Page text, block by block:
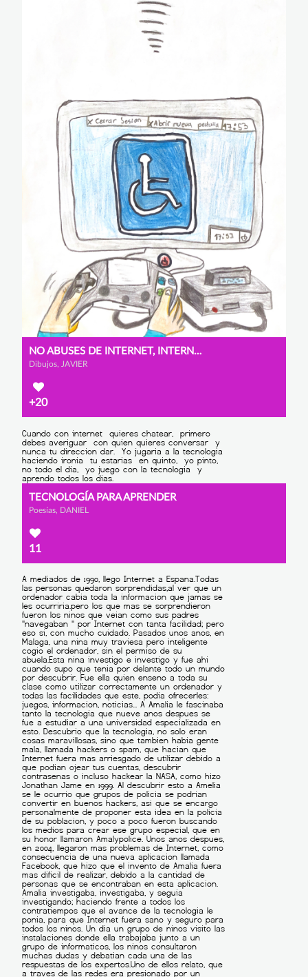
NO ABUSES DE INTERNET, INTERNET TE AYUDA A ENTENDER
Dibujos, JAVIER
+20
TECNOLOGÍA PARA APRENDER
Poesías, DANIEL
11